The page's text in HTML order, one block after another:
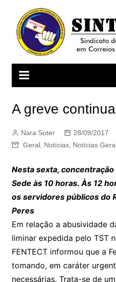
conteúdo
A greve continua
Nara Soter
28/09/2017
Geral, Notícias, Notícias
Nesta sexta,
Sede às 10 horas. Às 12
os servidores públicos do
Peres
Em relação a abusividade
liminar expedida pelo TST
FENTECT informou que a
tomando, em caráter
necessárias. Trata-se de